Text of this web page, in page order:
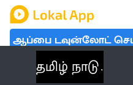
ஆப்பை டவுன்லோட்
தமிழ் நாடு